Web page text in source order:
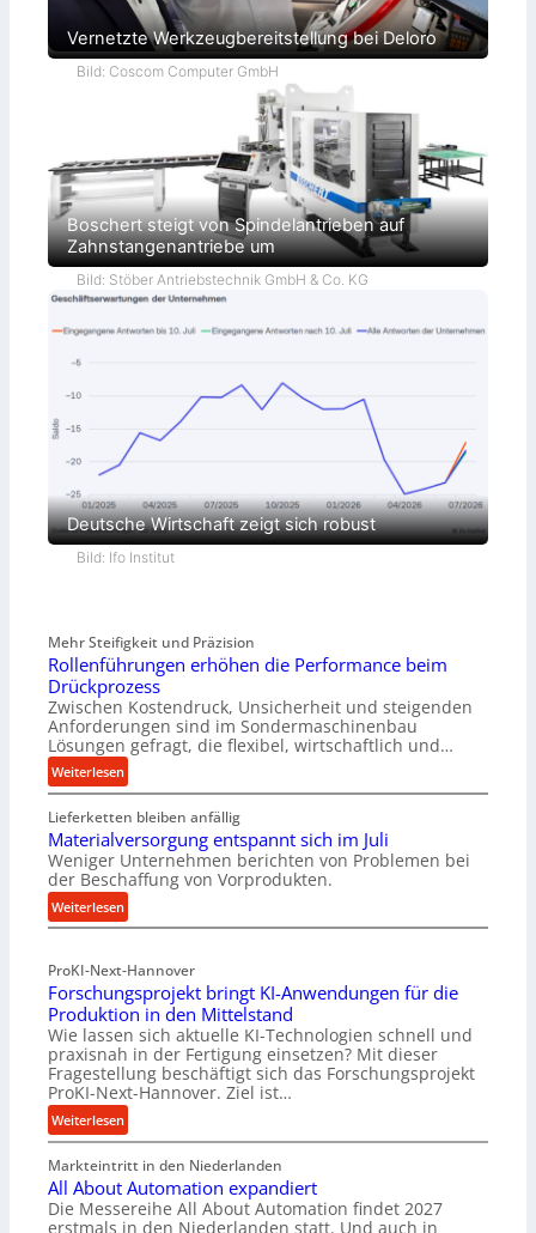
Vernetzte Werkzeugbereitstellung bei Deloro
Bild: Coscom Computer GmbH
Boschert steigt von Spindelantrieben auf
Zahnstangenantriebe um
Bild: Stöber Antriebstechnik GmbH & Co. KG
Deutsche Wirtschaft zeigt sich robust
Bild: Ifo Institut
Mehr Steifigkeit und Präzision
Rollenführungen erhöhen die Performance beim
Drückprozess
Zwischen Kostendruck, Unsicherheit und steigenden
Anforderungen sind im Sondermaschinenbau
Lösungen gefragt, die flexibel, wirtschaftlich und…
Weiterlesen:
R
o
l
l
e
n
f
h
r
u
n
g
e
n
e
r
h
ö
h
Lieferketten bleiben anfällig
Materialversorgung entspannt sich im Juli
Weniger Unternehmen berichten von Problemen bei
der Beschaffung von Vorprodukten.
Weiterlesen:
M
t
e
r
i
a
l
v
e
o
r
ProKI-Next-Hannover
Forschungsprojekt bringt KI-Anwendungen für die
Produktion in den Mittelstand
Wie lassen sich aktuelle KI-Technologien schnell und
praxisnah in der Fertigung einsetzen? Mit dieser
Fragestellung beschäftigt sich das Forschungsprojekt
ProKI-Next-Hannover. Ziel ist…
Weiterlesen:
F
o
r
s
Markteintritt in den Niederlanden
All About Automation expandiert
Die Messereihe All About Automation findet 2027
erstmals in den Niederlanden statt. Und auch in